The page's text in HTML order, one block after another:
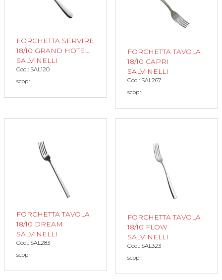
FORCHETTA SERVIRE
18/10 GRAND HOTEL
SALVINELLI
Cod.: SAL120
scopri
FORCHETTA TAVOLA
18/10 CAPRI
SALVINELLI
Cod.: SAL267
scopri
FORCHETTA TAVOLA
18/10 DREAM
SALVINELLI
Cod.: SAL283
scopri
FORCHETTA TAVOLA
18/10 FLOW
SALVINELLI
Cod.: SAL323
scopri